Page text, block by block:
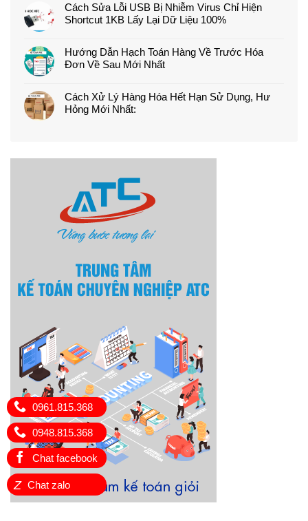
0961.815.368
0948.815.368
Chat facebook
Z Chat zalo
Cách Sửa Lỗi USB Bị Nhiễm Virus Chỉ Hiện
Shortcut 1KB Lấy Lại Dữ Liệu 100%
Hướng Dẫn Hạch Toán Hàng Về Trước Hóa
Đơn Về Sau Mới Nhất
Cách Xử Lý Hàng Hóa Hết Hạn Sử Dụng, Hư
Hỏng Mới Nhất: